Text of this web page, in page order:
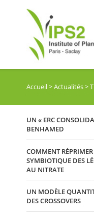
Accueil>Actualités>
UN « ERC
BENHAMED
COMMENT
SYMBIOTIQUE DES
AU NITRATE
UN MODÈLE
DES CROSSOVERS